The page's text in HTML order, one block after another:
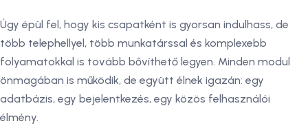
Úgy épül fel, hogy kis csapatként is gyorsan indulhass, de
több telephellyel, több munkatárssal és komplexebb
folyamatokkal is tovább bővíthető legyen. Minden modul
önmagában is működik, de együtt élnek igazán: egy
adatbázis, egy bejelentkezés, egy közös felhasználói
élmény.